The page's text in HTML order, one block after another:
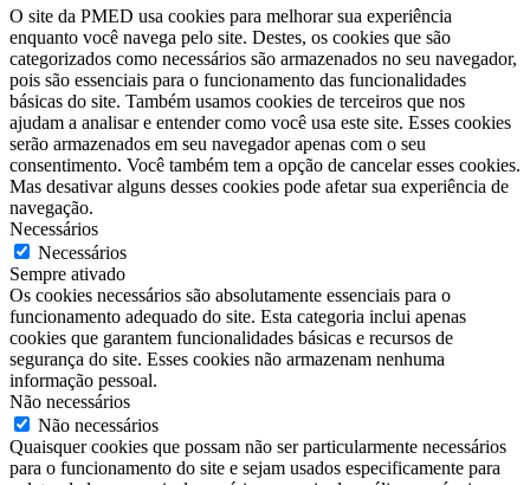
O site da PMED usa cookies para melhorar sua experiência
enquanto você navega pelo site. Destes, os cookies que são
categorizados como necessários são armazenados no seu navegador,
pois são essenciais para o funcionamento das funcionalidades
básicas do site. Também usamos cookies de terceiros que nos
ajudam a analisar e entender como você usa este site. Esses cookies
serão armazenados em seu navegador apenas com o seu
consentimento. Você também tem a opção de cancelar esses cookies.
Mas desativar alguns desses cookies pode afetar sua experiência de
navegação.
Necessários
Necessários
Sempre ativado
Os cookies necessários são absolutamente essenciais para o
funcionamento adequado do site. Esta categoria inclui apenas
cookies que garantem funcionalidades básicas e recursos de
segurança do site. Esses cookies não armazenam nenhuma
informação pessoal.
Não necessários
Não necessários
Quaisquer cookies que possam não ser particularmente necessários
para o funcionamento do site e sejam usados ​​especificamente para